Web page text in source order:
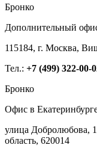
Бронко
Дополнительный
115184, г. Москва,
Тел.: +7 (499) 322-00-
Бронко
Офис в
улица Добролюбова,
область, 620014